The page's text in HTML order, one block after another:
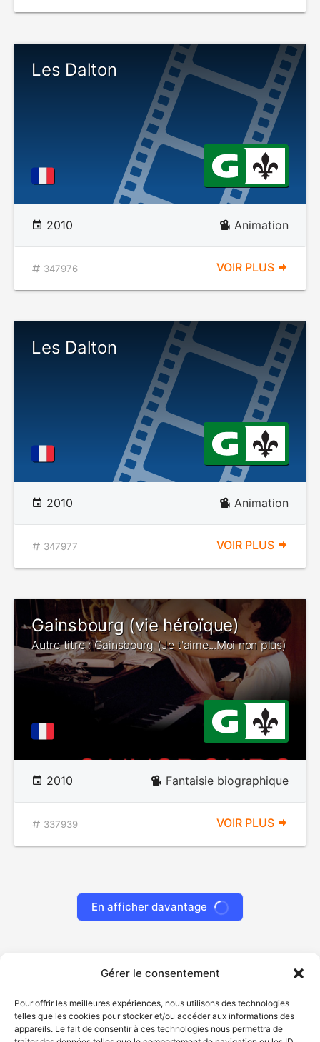
Gérer le consentement
Pour offrir les meilleures expériences, nous utilisons des technologies
telles que les cookies pour stocker et/ou accéder aux informations des
appareils. Le fait de consentir à ces technologies nous permettra de
Les Dalton
2010 Animation
347976 VOIR PLUS
Les Dalton
2010 Animation
347977 VOIR PLUS
Gainsbourg (vie héroïque)
Autre titre : Gainsbourg (Je t'aime...Moi non plus)
2010 Fantaisie biographique
337939 VOIR PLUS